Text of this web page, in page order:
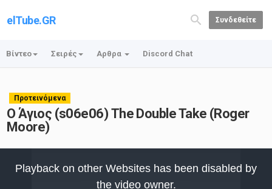
elTube.GR Συνδεθείτε
Βίντεο Σειρές Αρθρα Discord Chat
Προτεινόμενα
Ο Άγιος (s06e06) The Double Take (Roger
Moore)
Playback on other Websites has been disabled by
the video owner.